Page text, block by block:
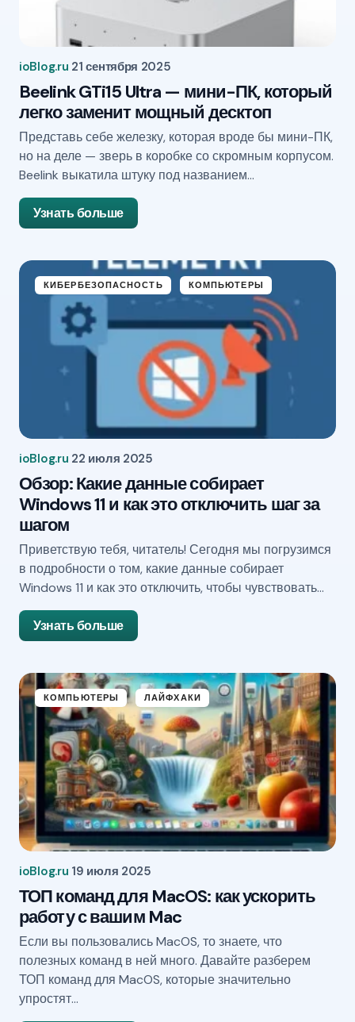
ioBlog.ru 21 сентября 2025
Beelink GTi15 Ultra — мини-ПК, который
легко заменит мощный десктоп
Представь себе железку, которая вроде бы мини-ПК,
но на деле — зверь в коробке со скромным корпусом.
Beelink выкатила штуку под названием…
Узнать больше
КИБЕРБЕЗОПАСНОСТЬ КОМПЬЮТЕРЫ
ioBlog.ru 22 июля 2025
Обзор: Какие данные собирает
Windows 11 и как это отключить шаг за
шагом
Приветствую тебя, читатель! Сегодня мы погрузимся
в подробности о том, какие данные собирает
Windows 11 и как это отключить, чтобы чувствовать…
Узнать больше
КОМПЬЮТЕРЫ ЛАЙФХАКИ
ioBlog.ru 19 июля 2025
ТОП команд для MacOS: как ускорить
работу с вашим Mac
Если вы пользовались MacOS, то знаете, что
полезных команд в ней много. Давайте разберем
ТОП команд для MacOS, которые значительно
упростят…